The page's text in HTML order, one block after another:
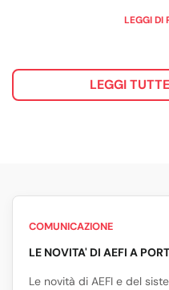
LEGGI DI
LEGGI
COMUNICAZIONE
LE NOVITA' DI AEFI A
Le novità di AEFI e del